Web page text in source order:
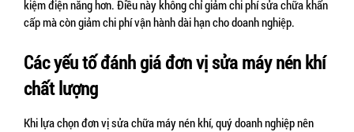
kiệm điện năng hơn. Điều này không chỉ giảm chi phí sửa chữa khẩn
cấp mà còn giảm chi phí vận hành dài hạn cho doanh nghiệp.
Các yếu tố đánh giá đơn vị sửa máy nén khí
chất lượng
Khi lựa chọn đơn vị sửa chữa máy nén khí, quý doanh nghiệp nên